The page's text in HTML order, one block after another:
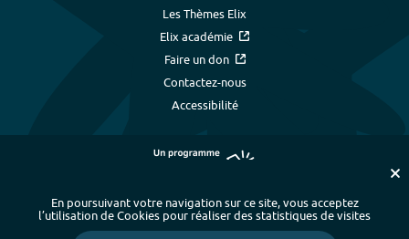
Les Thèmes Elix
Elix académie
Faire un don
Contactez-nous
Accessibilité
Plan du site - Index alphabétique -
En poursuivant votre navigation sur ce site, vous acceptez
l’utilisation de Cookies pour réaliser des statistiques de visites